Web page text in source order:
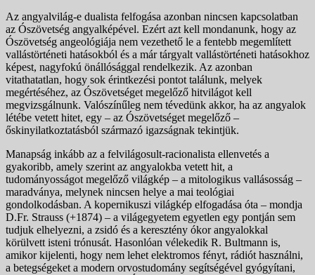
Az angyalvilág-e dualista felfogása azonban nincsen kapcsolatban
az Ószövetség angyalképével. Ezért azt kell mondanunk, hogy az
Ószövetség angeológiája nem vezethető le a fentebb megemlített
vallástörténeti hatásokból és a már tárgyalt vallástörténeti hatásokhoz
képest, nagyfokú önállósággal rendelkezik. Az azonban
vitathatatlan, hogy sok érintkezési pontot találunk, melyek
megértéséhez, az Ószövetséget megelőző hitvilágot kell
megvizsgálnunk. Valószínűleg nem tévedünk akkor, ha az angyalok
létébe vetett hitet, egy – az Ószövetséget megelőző –
őskinyilatkoztatásból származó igazságnak tekintjük.
Manapság inkább az a felvilágosult-racionalista ellenvetés a
gyakoribb, amely szerint az angyalokba vetett hit, a
tudományosságot megelőző világkép – a mitologikus vallásosság –
maradványa, melynek nincsen helye a mai teológiai
gondolkodásban. A kopernikuszi világkép elfogadása óta – mondja
D.Fr. Strauss (+1874) – a világegyetem egyetlen egy pontján sem
tudjuk elhelyezni, a zsidó és a keresztény ókor angyalokkal
körülvett isteni trónusát. Hasonlóan vélekedik R. Bultmann is,
amikor kijelenti, hogy nem lehet elektromos fényt, rádiót használni,
a betegségeket a modern orvostudomány segítségével gyógyítani,